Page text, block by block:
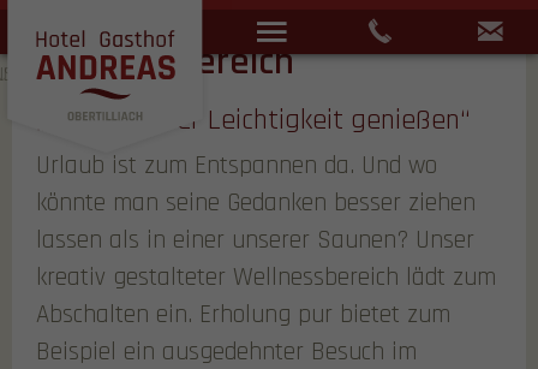
Menü +43 4847
HIER MIT
VORTEIL
BUCHEN
Wellnessbereich
„Die Osttiroler Leichtigkeit genießen“
Urlaub ist zum Entspannen da. Und wo
könnte man seine Gedanken besser ziehen
lassen als in einer unserer Saunen? Unser
kreativ gestalteter Wellnessbereich lädt zum
Abschalten ein. Erholung pur bietet zum
Beispiel ein ausgedehnter Besuch im